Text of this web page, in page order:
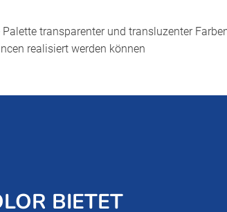
Palette transparenter und transluzenter
realisiert werden können
BIETET